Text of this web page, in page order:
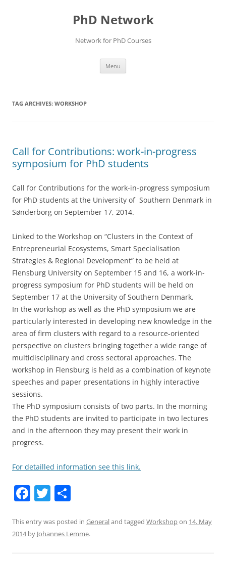
PhD Network
Network for PhD Courses
Menu
TAG ARCHIVES: WORKSHOP
Call for Contributions: work-in-progress
symposium for PhD students
Call for Contributions for the work-in-progress symposium
for PhD students at the University of Southern Denmark in
Sønderborg on September 17, 2014.
Linked to the Workshop on “Clusters in the Context of
Entrepreneurial Ecosystems, Smart Specialisation
Strategies & Regional Development” to be held at
Flensburg University on September 15 and 16, a work-in-
progress symposium for PhD students will be held on
September 17 at the University of Southern Denmark.
In the workshop as well as the PhD symposium we are
particularly interested in developing new knowledge in the
area of firm clusters with regard to a resource-oriented
perspective on clusters bringing together a wide range of
multidisciplinary and cross sectoral approaches. The
workshop in Flensburg is held as a combination of keynote
speeches and paper presentations in highly interactive
sessions.
The PhD symposium consists of two parts. In the morning
the PhD students are invited to participate in two lectures
and in the afternoon they may present their work in
progress.
For detailled information see this link.
F
c
e
T
itt
er
ar
e
This entry was posted in Generaland tagged Workshopon 14. May
2014by Johannes Lemme.